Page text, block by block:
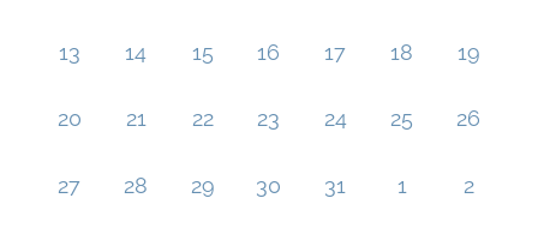
0 Veranstaltungen,
13 0 Veranstaltungen,
14 0 Veranstaltungen,
15 0 Veranstaltungen,
16 0 Veranstaltungen,
17 0
18 0
19
0 Veranstaltungen,
20 0 Veranstaltungen,
21 0 Veranstaltungen,
22 0 Veranstaltungen,
23 0 Veranstaltungen,
24 0
25 0
26
0 Veranstaltungen,
27 0 Veranstaltungen,
28 0 Veranstaltungen,
29 0 Veranstaltungen,
30 0 Veranstaltungen,
31 0
1 0
2